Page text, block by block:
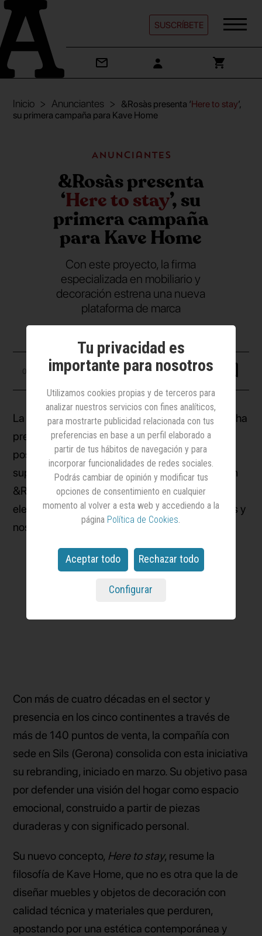
SUSCRÍBETE
Inicio Anunciantes &Rosàs presenta ‘Here to stay’,
su primera campaña para Kave Home
Anunciantes
&Rosàs presenta
‘Here to stay’, su
primera campaña
para Kave Home
Con este proyecto, la firma
especializada en mobiliario y
decoración estrena una nueva
plataforma de marca
03 septiembre 2025
La firma de mobiliario y decoraciónKave Home
ha
presentadoHere to stay, su nueva campaña de
posicionamiento. Con esta creatividad, que
supone la primera colaboración de la marca con
&Rosàs, se buscan poner en valor aquellos
elementos del hogar que trascienden las modas y
nos acompañan a lo largo de la vida.
Con más de cuatro décadas en el sector y
presencia en los cinco continentes a través de
más de 140 puntos de venta, la compañía con
sede en Sils (Gerona) consolida con esta iniciativa
su rebranding, iniciado en marzo. Su objetivo pasa
por defender una visión del hogar como espacio
emocional, construido a partir de piezas
duraderas y con significado personal.
Su nuevo concepto, Here to stay, resume la
filosofía de Kave Home, que no es otra que la de
diseñar muebles y objetos de decoración con
calidad técnica y materiales que perduren,
apostando por una estética contemporánea y
Tu privacidad es
importante para nosotros
Utilizamos cookies propias y de terceros para
analizar nuestros servicios con fines analíticos,
para mostrarte publicidad relacionada con tus
preferencias en base a un perfil elaborado a
partir de tus hábitos de navegación y para
incorporar funcionalidades de redes sociales.
Podrás cambiar de opinión y modificar tus
opciones de consentimiento en cualquier
momento al volver a esta web y accediendo a la
página Política de Cookies.
Aceptar todo Rechazar todo
Configurar